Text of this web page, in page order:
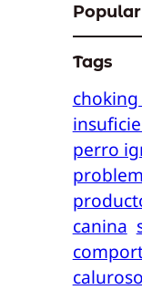
Tags
perro
canina
caluroso